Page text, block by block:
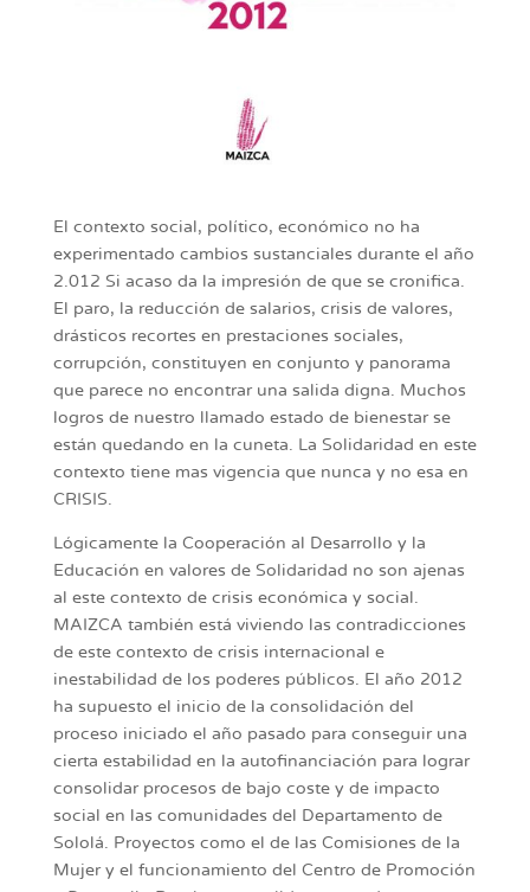
El contexto social, político, económico no ha
experimentado cambios sustanciales durante el año
2.012 Si acaso da la impresión de que se cronifica.
El paro, la reducción de salarios, crisis de valores,
drásticos recortes en prestaciones sociales,
corrupción, constituyen en conjunto y panorama
que parece no encontrar una salida digna. Muchos
logros de nuestro llamado estado de bienestar se
están quedando en la cuneta. La Solidaridad en este
contexto tiene mas vigencia que nunca y no esa en
CRISIS.
Lógicamente la Cooperación al Desarrollo y la
Educación en valores de Solidaridad no son ajenas
al este contexto de crisis económica y social.
MAIZCA también está viviendo las contradicciones
de este contexto de crisis internacional e
inestabilidad de los poderes públicos. El año 2012
ha supuesto el inicio de la consolidación del
proceso iniciado el año pasado para conseguir una
cierta estabilidad en la autofinanciación para lograr
consolidar procesos de bajo coste y de impacto
social en las comunidades del Departamento de
Sololá. Proyectos como el de las Comisiones de la
Mujer y el funcionamiento del Centro de Promoción